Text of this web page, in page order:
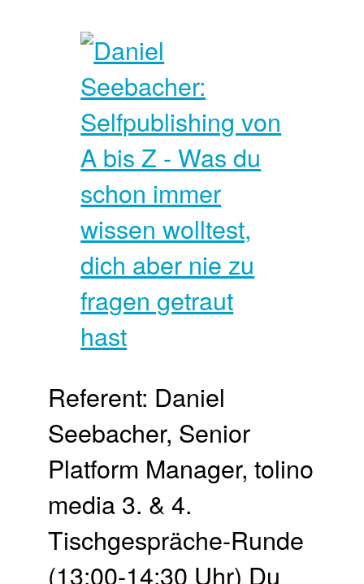
Referent: Daniel
Seebacher, Senior
Platform Manager, tolino
media 3. & 4.
Tischgespräche-Runde
(13:00-14:30 Uhr) Du